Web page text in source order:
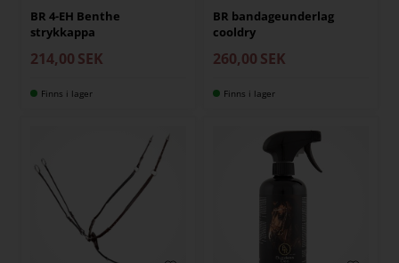
BR 4-EH Benthe
strykkappa
214,00 SEK
Finns i lager
BR bandageunderlag
cooldry
260,00 SEK
Finns i lager